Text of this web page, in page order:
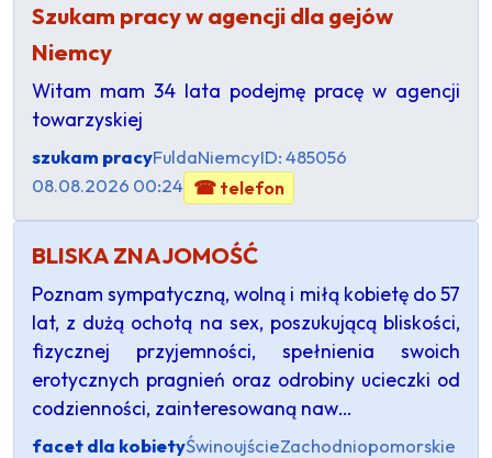
Szukam pracy w agencji dla gejów
Niemcy
Witam mam 34 lata podejmę pracę w agencji
towarzyskiej
szukam pracyFuldaNiemcyID: 485056
08.08.2026 00:24 ☎ telefon
BLISKA ZNAJOMOŚĆ
​Poznam sympatyczną, wolną i miłą kobietę do 57
lat, z dużą ochotą na sex, poszukującą bliskości,
fizycznej przyjemności, spełnienia swoich
erotycznych pragnień oraz odrobiny ucieczki od
codzienności, zainteresowaną naw…
facet dla kobietyŚwinoujścieZachodniopomorskie